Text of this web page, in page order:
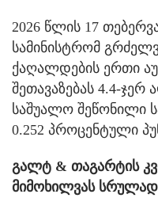
2026 წლის 17
სამინისტრომ
ქაღალდების ერთი
შეთავაზებას 4.4-
საშუალო შეწონილი
0.252 პროცენტული
გალტ & თაგარტის
მიმოხილვას სრულად